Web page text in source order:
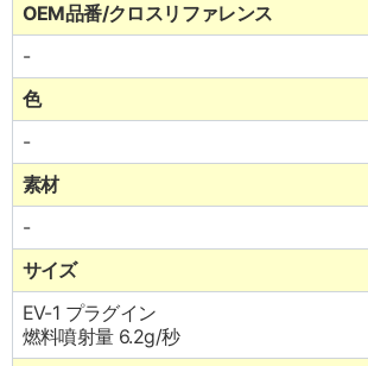
OEM品番/クロスリファレンス
-
色
-
素材
-
サイズ
EV-1 プラグイン
燃料噴射量 6.2g/秒